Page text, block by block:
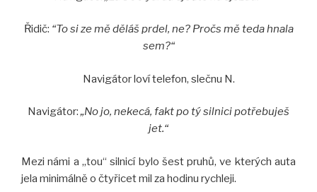
Řidič: “To si ze mě děláš prdel, ne? Pročs mě teda hnala
sem?“
Navigátor loví telefon, slečnu N.
Navigátor:„No jo, nekecá, fakt po tý silnici potřebuješ
jet.“
Mezi námi a „tou“ silnicí bylo šest pruhů, ve kterých auta
jela minimálně o čtyřicet mil za hodinu rychleji.